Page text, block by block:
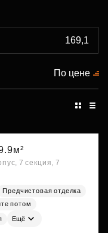
По цене
7 секция, 7
Предчистовая отделка
потом
Ещё